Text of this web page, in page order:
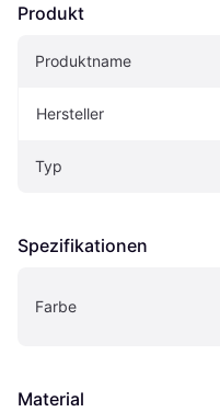
Produkt
Produktname
Hersteller
Typ
Spezifikationen
Farbe
Material